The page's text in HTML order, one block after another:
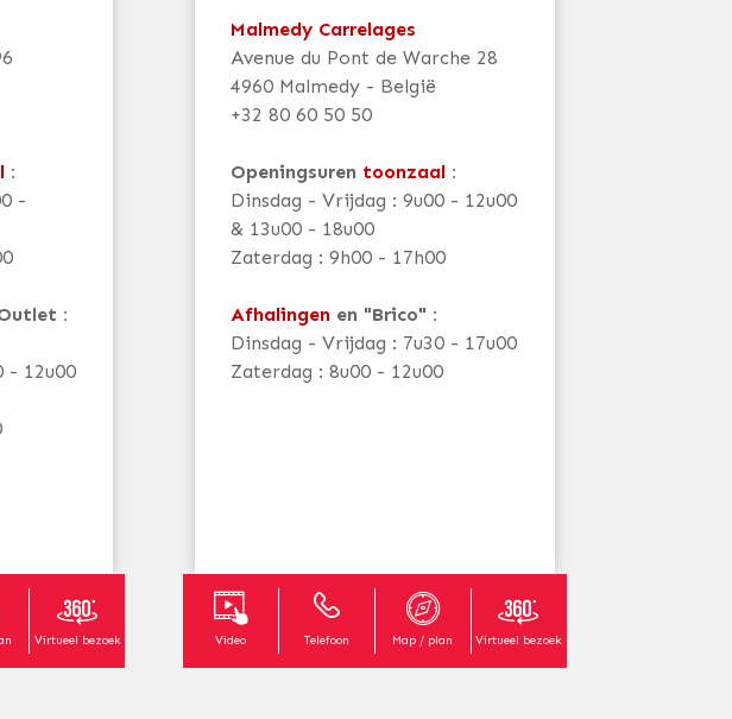
:
-
:
- 12u00
Virtueel bezoek
Malmedy Carrelages
Avenue du Pont de Warche 28
4960 Malmedy - België
+32 80 60 50 50
Openingsuren toonzaal :
Dinsdag - Vrijdag : 9u00 - 12u00
& 13u00 - 18u00
Zaterdag : 9h00 - 17h00
Afhalingen en "Brico" :
Dinsdag - Vrijdag : 7u30 - 17u00
Zaterdag : 8u00 - 12u00
Video Telefoon Map / plan Virtueel bezoek